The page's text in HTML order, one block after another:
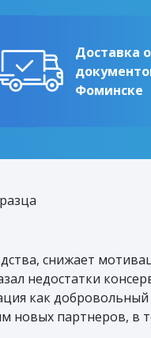
Доставка
Фоминске
снижает
недостатки
как
новых партнеров, в